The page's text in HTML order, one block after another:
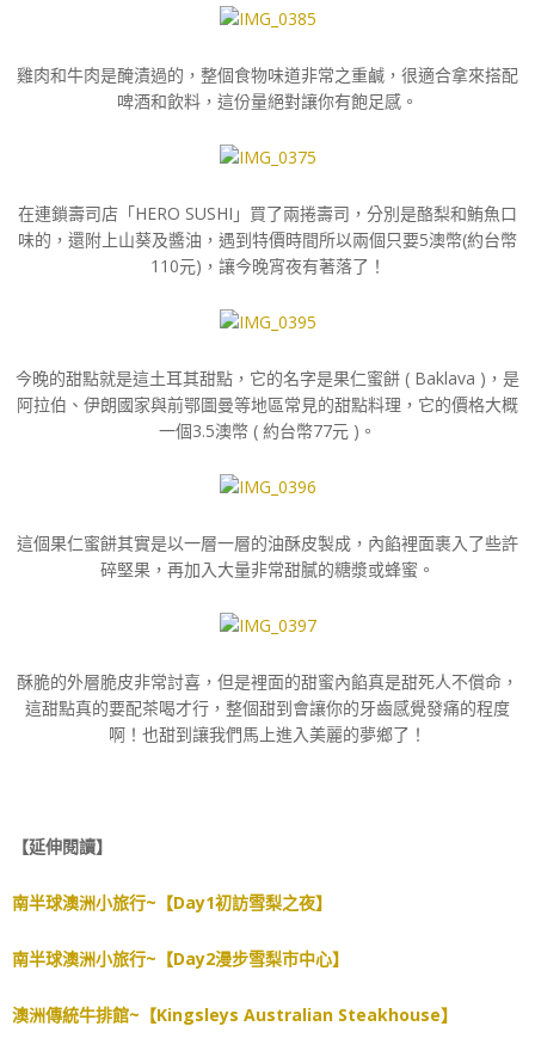
雞肉和牛肉是醃漬過的，整個食物味道非常之重鹹，很適合拿來搭配
啤酒和飲料，這份量絕對讓你有飽足感。
在連鎖壽司店「HERO SUSHI」買了兩捲壽司，分別是酪梨和鮪魚口
味的，還附上山葵及醬油，遇到特價時間所以兩個只要5澳幣(約台幣
110元)，讓今晚宵夜有著落了！
今晚的甜點就是這土耳其甜點，它的名字是果仁蜜餅 ( Baklava )，是
阿拉伯、伊朗國家與前鄂圖曼等地區常見的甜點料理，它的價格大概
一個3.5澳幣 ( 約台幣77元 )。
這個果仁蜜餅其實是以一層一層的油酥皮製成，內餡裡面裹入了些許
碎堅果，再加入大量非常甜膩的糖漿或蜂蜜。
酥脆的外層脆皮非常討喜，但是裡面的甜蜜內餡真是甜死人不償命，
這甜點真的要配茶喝才行，整個甜到會讓你的牙齒感覺發痛的程度
啊！也甜到讓我們馬上進入美麗的夢鄉了！
【延伸閱讀】
南半球澳洲小旅行~【Day1初訪雪梨之夜】
南半球澳洲小旅行~【Day2漫步雪梨市中心】
澳洲傳統牛排館~【Kingsleys Australian Steakhouse】